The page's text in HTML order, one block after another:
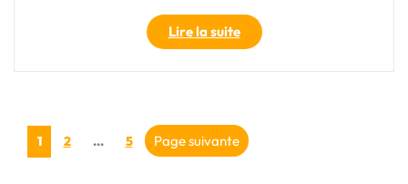
Lire la suite"Valise
Cabine
en
Voyagez
Léger
Pagination
Page
1 Page
2 … Page
5 Page suivante